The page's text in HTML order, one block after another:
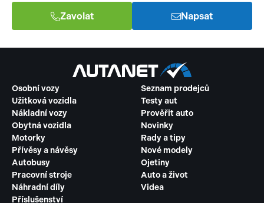
Zavolat Napsat
Osobní vozy
Užitková vozidla
Nákladní vozy
Obytná vozidla
Motorky
Přívěsy a návěsy
Autobusy
Pracovní stroje
Náhradní díly
Příslušenství
Seznam prodejců
Testy aut
Prověřit auto
Novinky
Rady a tipy
Nové modely
Ojetiny
Auto a život
Videa